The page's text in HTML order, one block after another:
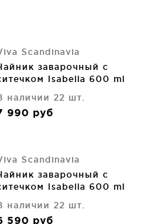
Scandinavia
заварочный с
Isabella 600 ml
наличии 22 шт.
990 руб
Scandinavia
заварочный с
Isabella 600 ml
наличии 22 шт.
590 руб